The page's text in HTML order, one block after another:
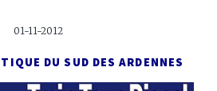
01-11-2012
DU SUD DES ARDENNES